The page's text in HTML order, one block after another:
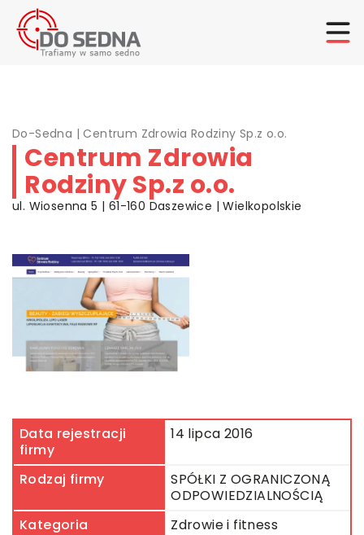
Do-Sedna |Centrum Zdrowia Rodziny Sp.z o.o.
Centrum Zdrowia
Rodziny Sp.z o.o.
ul. Wiosenna 5 | 61-160 Daszewice | Wielkopolskie
Data rejestracji
firmy
14 lipca 2016
Rodzaj firmy
SPÓŁKI Z OGRANICZONĄ
ODPOWIEDZIALNOŚCIĄ
Kategoria
Zdrowie i fitness